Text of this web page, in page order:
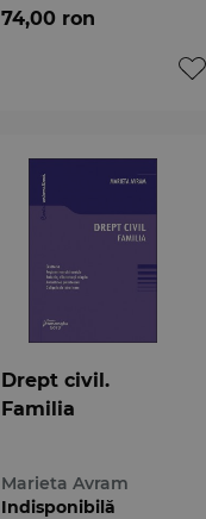
74,00 ron
Drept civil.
Familia
Marieta Avram
Indisponibilă